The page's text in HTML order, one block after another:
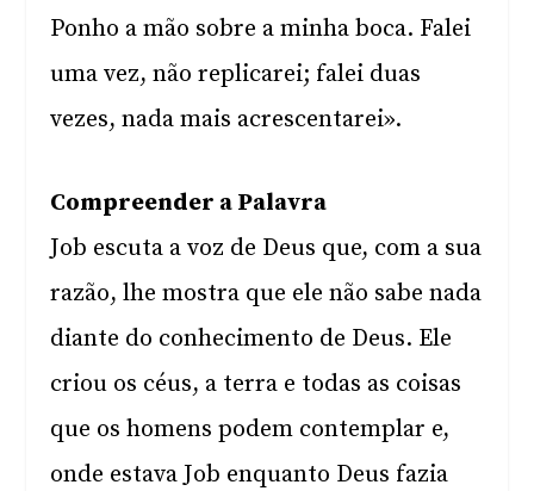
Ponho a mão sobre a minha boca. Falei
uma vez, não replicarei; falei duas
vezes, nada mais acrescentarei».
Compreender a Palavra
Job escuta a voz de Deus que, com a sua
razão, lhe mostra que ele não sabe nada
diante do conhecimento de Deus. Ele
criou os céus, a terra e todas as coisas
que os homens podem contemplar e,
onde estava Job enquanto Deus fazia